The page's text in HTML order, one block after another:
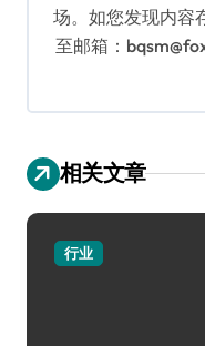
场。如您发现内容
至邮箱：
相关文章
行业